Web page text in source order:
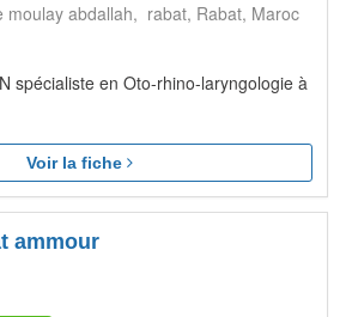
moulay abdallah, rabat Rabat Maroc
spécialiste en Oto-rhino-laryngologie à
Voir la fiche
ammour